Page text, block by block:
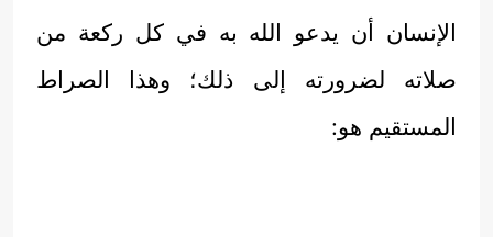
الإنسان أن يدعو الله به في كل ركعة من
صلاته لضرورته إلى ذلك؛ وهذا الصراط
المستقيم هو: